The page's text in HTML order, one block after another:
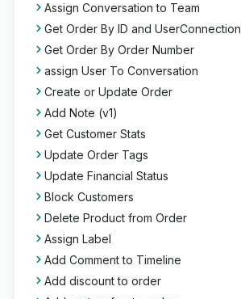
Assign Conversation to Team
Get Order By ID and UserConnection
Get Order By Order Number
assign User To Conversation
Create or Update Order
Add Note (v1)
Get Customer Stats
Update Order Tags
Update Financial Status
Block Customers
Delete Product from Order
Assign Label
Add Comment to Timeline
Add discount to order